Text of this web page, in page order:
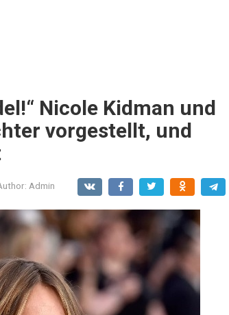
Nicole Kidman und
vorgestellt, und
Admin